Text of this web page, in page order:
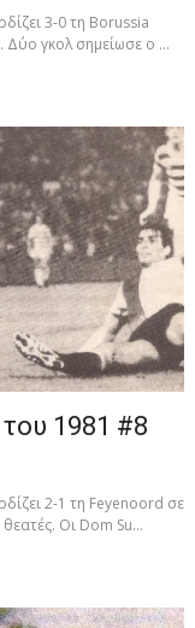
3-0 τη Borussia
γκολ σημείωσε ο ...
1981 #8
2-1 τη Feyenoord σε
Οι Dom Su...